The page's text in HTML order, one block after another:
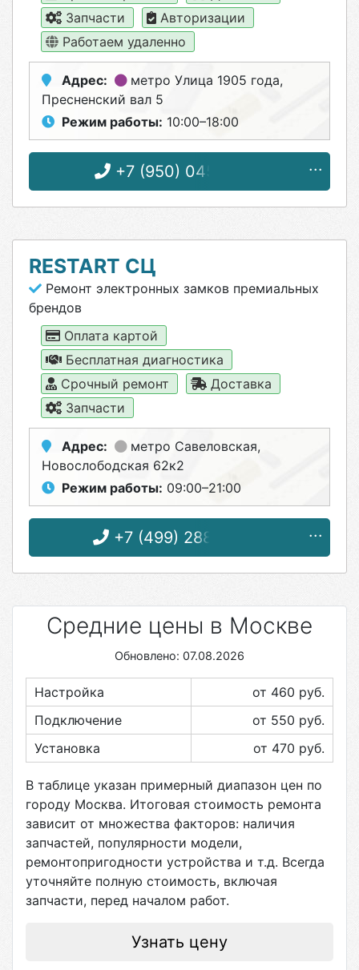
Запчасти
Авторизации
Работаем удаленно
Адрес: метро Улица 1905 года,
Пресненский вал 5
Режим работы: 10:00–18:00
+7 (950) 045-26-51
RESTART СЦ
Ремонт электронных замков премиальных
брендов
Оплата картой
Бесплатная диагностика
Срочный ремонт
Доставка
Запчасти
Адрес: метро Савеловская,
Новослободская 62к2
Режим работы: 09:00–21:00
+7 (499) 288-02-90
Средние цены в Москве
Обновлено: 07.08.2026
Настройка от 460 руб.
Подключение
от 550 руб.
Установка
от 470 руб.
В таблице указан примерный диапазон цен по
городу Москва. Итоговая стоимость ремонта
зависит от множества факторов: наличия
запчастей, популярности модели,
ремонтопригодности устройства и т.д. Всегда
уточняйте полную стоимость, включая
запчасти, перед началом работ.
Узнать цену